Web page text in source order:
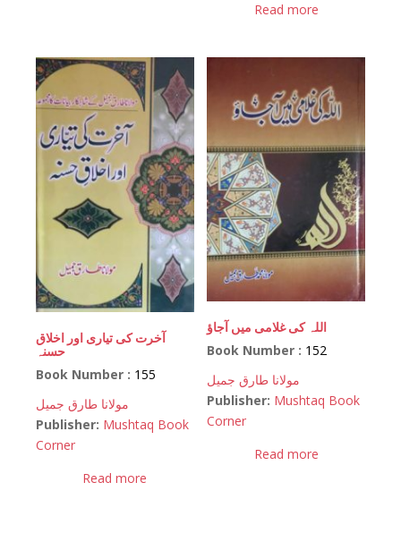
Read more
آخرت کی تیاری اور اخلاق
حسنہ
Book Number : 155
مولانا طارق جمیل
Publisher: Mushtaq Book
Corner
Read more
اللہ کی غلامی میں آجاؤ
Book Number : 152
مولانا طارق جمیل
Publisher: Mushtaq Book
Corner
Read more